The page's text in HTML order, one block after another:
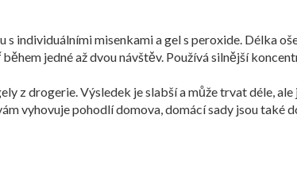
s individuálními misenkami a gel s peroxide. Délka
jedné až dvou návštěv. Používá silnější
z drogerie. Výsledek je slabší a může trvat déle,
vyhovuje pohodlí domova, domácí sady jsou také